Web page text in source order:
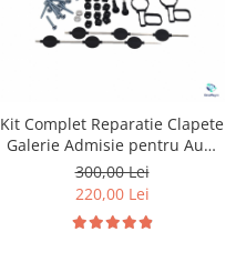
Kit Complet Reparatie Clapete
Galerie Admisie pentru Audi
& Volkswagen
300,00 Lei
220,00 Lei